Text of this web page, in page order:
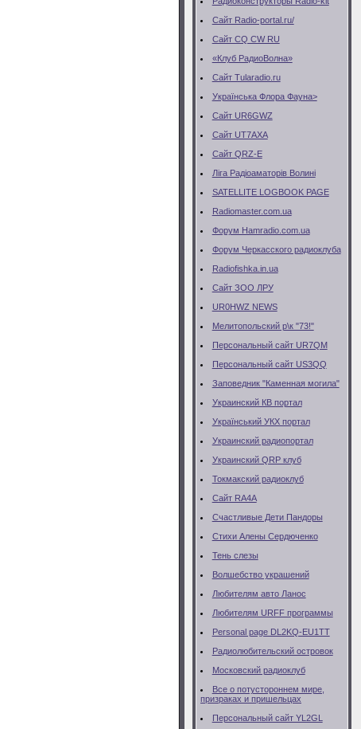
Сайт Radio-portal.ru/
Сайт CQ CW RU
«Клуб РадиоВолна»
Сайт Тularadio.ru
Українська Флора Фауна>
Сайт UR6GWZ
Сайт UT7AXA
Сайт QRZ-E
Ліга Радіоаматорів Волині
SATELLITE LOGBOOK PAGE
Radiomaster.com.ua
Форум Hamradio.com.ua
Форум Черкасского радиоклуба
Radiofishka.in.ua
Сайт ЗОО ЛРУ
UR0HWZ NEWS
Мелитопольский р\к "73!"
Персональный сайт UR7QM
Персональный сайт US3QQ
Заповедник "Каменная могила"
Украинский КВ портал
Український УКХ портал
Украинский радиопортал
Украинский QRP клуб
Токмакский радиоклуб
Сайт RA4A
Счастливые Дети Пандоры
Стихи Алены Сердюченко
Тень слезы
Волшебство украшений
Любителям авто Ланос
Любителям URFF программы
Personal page DL2KQ-EU1TT
Радиолюбительский островок
Московский радиоклуб
Все о потустороннем мире,
призраках и пришельцах
Персональный сайт YL2GL